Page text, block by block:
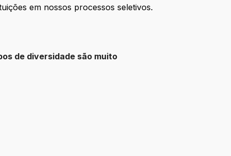
em nossos processos seletivos.
de diversidade são muito